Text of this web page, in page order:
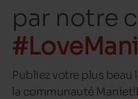
par notre
Publiez votre plus
la communauté